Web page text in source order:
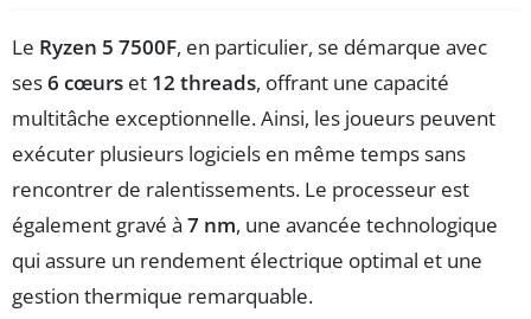
Le Ryzen 5 7500F, en particulier, se démarque avec
ses6 cœurs et 12 threads, offrant une capacité
multitâche exceptionnelle. Ainsi, les joueurs peuvent
exécuter plusieurs logiciels en même temps sans
rencontrer de ralentissements. Le processeur est
également gravé à 7 nm, une avancée technologique
qui assure un rendement électrique optimal et une
gestion thermique remarquable.